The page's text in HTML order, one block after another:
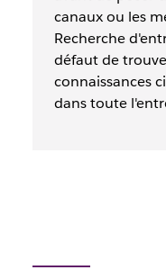
canaux ou les
Recherche
défaut de
connaissances
dans toute